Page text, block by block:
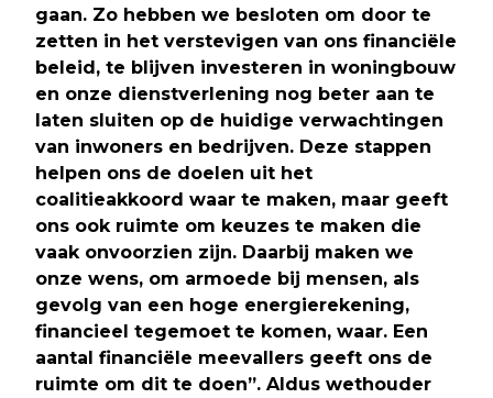
gaan. Zo hebben we besloten om door te
zetten in het verstevigen van ons financiële
beleid, te blijven investeren in woningbouw
en onze dienstverlening nog beter aan te
laten sluiten op de huidige verwachtingen
van inwoners en bedrijven. Deze stappen
helpen ons de doelen uit het
coalitieakkoord waar te maken, maar geeft
ons ook ruimte om keuzes te maken die
vaak onvoorzien zijn. Daarbij maken we
onze wens, om armoede bij mensen, als
gevolg van een hoge energierekening,
financieel tegemoet te komen, waar. Een
aantal financiële meevallers geeft ons de
ruimte om dit te doen”. Aldus wethouder